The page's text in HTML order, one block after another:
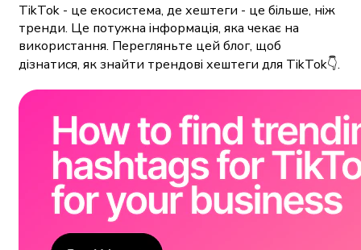
TikTok - це екосистема, де хештеги - це більше, ніж
тренди. Це потужна інформація, яка чекає на
використання. Перегляньте цей блог, щоб
дізнатися, як знайти трендові хештеги для TikTok👇.